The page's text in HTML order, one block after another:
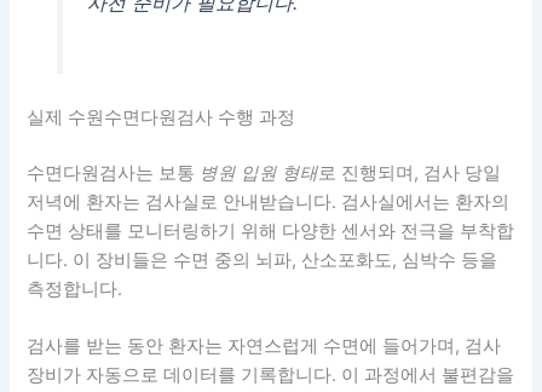
실제 수원수면다원검사 수행 과정
수면다원검사는 보통 병원 입원 형태로 진행되며, 검사 당일
저녁에 환자는 검사실로 안내받습니다. 검사실에서는 환자의
수면 상태를 모니터링하기 위해 다양한 센서와 전극을 부착합
니다. 이 장비들은 수면 중의 뇌파, 산소포화도, 심박수 등을
측정합니다.
검사를 받는 동안 환자는 자연스럽게 수면에 들어가며, 검사
장비가 자동으로 데이터를 기록합니다. 이 과정에서 불편감을